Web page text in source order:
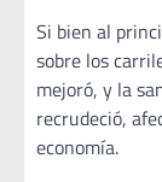
Si bien al
sobre los
mejoró, y la
recrudeció,
economía.